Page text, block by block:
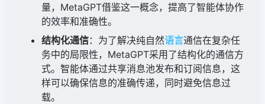
量，MetaGPT借鉴这一概念，提高了智能体协作
的效率和准确性。
结构化通信：为了解决纯自然语言通信在复杂任
务中的局限性，MetaGPT采用了结构化的通信方
式。智能体通过共享消息池发布和订阅信息，这
样可以确保信息的准确传递，同时避免信息过
载。